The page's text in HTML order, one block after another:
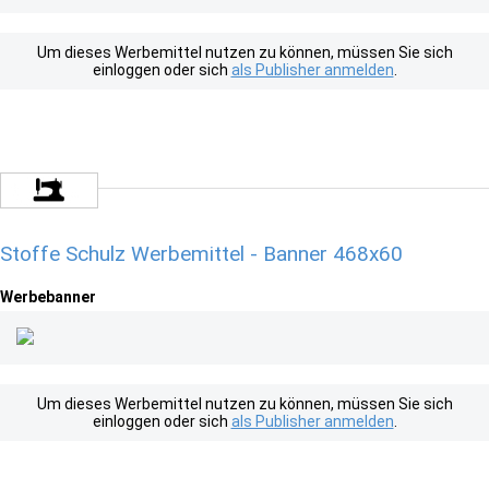
Um dieses Werbemittel nutzen zu können, müssen Sie sich
einloggen oder sich als Publisher anmelden
Stoffe Schulz Werbemittel - Banner 468x60
Werbebanner
Um dieses Werbemittel nutzen zu können, müssen Sie sich
einloggen oder sich als Publisher anmelden